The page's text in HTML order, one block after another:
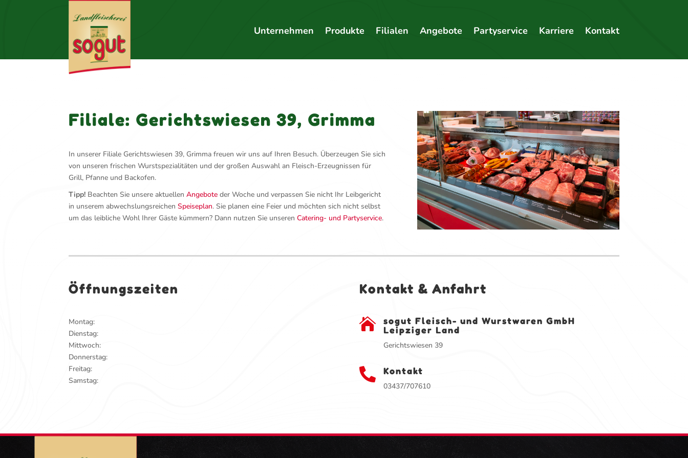
Unternehmen Produkte Filialen Angebote Partyservice Karriere Kontakt
Filiale: Gerichtswiesen 39, Grimma
In unserer Filiale Gerichtswiesen 39, Grimma freuen wir uns auf Ihren Besuch. Überzeugen Sie sich
von unseren frischen Wurstspezialitäten und der großen Auswahl an Fleisch-Erzeugnissen für
Grill, Pfanne und Backofen.
Tipp! Beachten Sie unsere aktuellenAngebote der Woche und verpassen Sie nicht Ihr Leibgericht
in unserem abwechslungsreichenSpeiseplan. Sie planen eine Feier und möchten sich nicht selbst
um das leibliche Wohl Ihrer Gäste kümmern? Dann nutzen Sie unserenCatering- und Partyservice.
Öffnungszeiten
Montag:
Dienstag:
Mittwoch:
Donnerstag:
Freitag:
Samstag:
Kontakt & Anfahrt

sogut Fleisch- und Wurstwaren GmbH
Leipziger Land
Gerichtswiesen 39
 Kontakt
03437/707610